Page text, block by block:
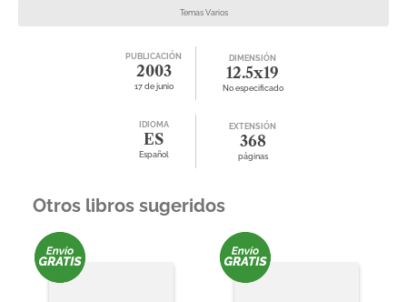
Temas Varios
PUBLICACIÓN
2003
17 de junio
DIMENSIÓN
12.5x19
No especificado
IDIOMA
ES
Español
EXTENSIÓN
368
páginas
Otros libros sugeridos